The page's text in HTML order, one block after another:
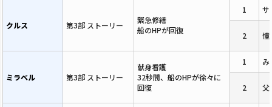
クルス 第3部 ストーリー
緊急修繕
船のHPが回復
1 サ
2 憧
ミラベル 第3部 ストーリー
献身看護
32秒間、船のHPが徐々に
回復
1 み
2 父